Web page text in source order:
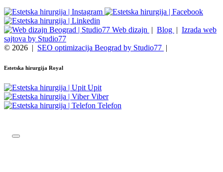
Web dizajn | Blog | Izrada web
sajtova by Studio77
© 2026 | SEO optimizacija Beograd by Studio77 |
Estetska hirurgija Royal
Upit
Viber
Telefon